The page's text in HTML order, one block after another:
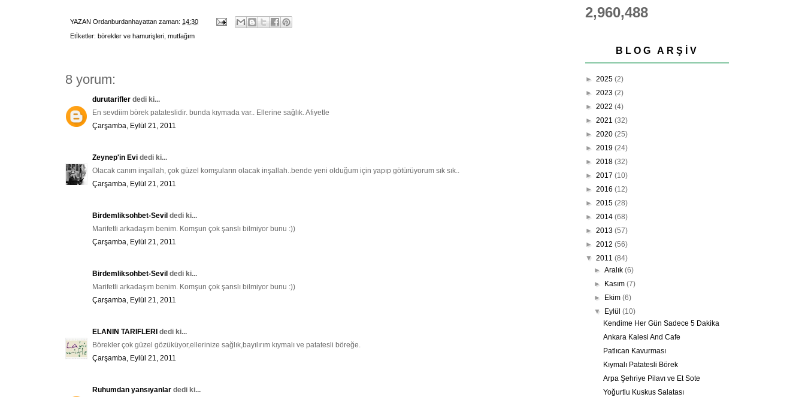
YAZAN Ordanburdanhayattan zaman: 14:30
Etİketler: börekler ve hamurişleri mutfağım
8 yorum:
durutarifler dedi ki...
En sevdiim börek patateslidir. bunda kıymada var.. Ellerine sağlık. Afiyetle
Çarşamba, Eylül 21, 2011
Zeynep'in Evi dedi ki...
Olacak canım inşallah, çok güzel komşuların olacak inşallah..bende yeni olduğum için yapıp götürüyorum sık sık..
Çarşamba, Eylül 21, 2011
Birdemliksohbet-Sevil dedi ki...
Marifetli arkadaşım benim. Komşun çok şanslı bilmiyor bunu :))
Çarşamba, Eylül 21, 2011
Birdemliksohbet-Sevil dedi ki...
Marifetli arkadaşım benim. Komşun çok şanslı bilmiyor bunu :))
Çarşamba, Eylül 21, 2011
ELANIN TARIFLERI dedi ki...
Börekler çok güzel gözüküyor,ellerinize sağlık,bayılırım kıymalı ve patatesli böreğe.
Çarşamba, Eylül 21, 2011
Ruhumdan yansıyanlar dedi ki...
2,960,488
BLOG ARŞIV
► 2025 (2)
► 2023 (2)
► 2022 (4)
► 2021 (32)
► 2020 (25)
► 2019 (24)
► 2018 (32)
► 2017 (10)
► 2016 (12)
► 2015 (28)
► 2014 (68)
► 2013 (57)
► 2012 (56)
▼ 2011 (84)
►Aralık(6)
► Kasım(7)
► Ekim(6)
▼ Eylül(10)
Kendime Her Gün Sadece 5 Dakika
Ankara Kalesi And Cafe
Patlıcan Kavurması
Kıymalı Patatesli Börek
Arpa Şehriye Pilavı ve Et Sote
Yoğurtlu Kuskus Salatası